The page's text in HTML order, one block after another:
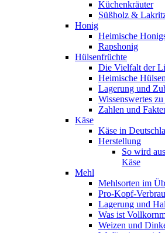
Küchenkräuter
Süßholz &
Honig
Heimische
Rapshonig
Hülsenfrüchte
Die Vielfalt der
Heimische
Lagerung und
Wissenswertes
Zahlen und
Käse
Käse in
Herstellung
So wird
Käse
Mehl
Mehlsorten im
Pro-Kopf-
Lagerung und
Was ist
Weizen und